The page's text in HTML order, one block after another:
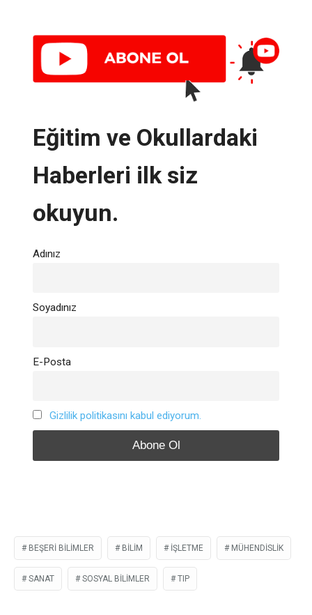
Eğitim ve Okullardaki
Haberleri ilk siz
okuyun.
Adınız
Soyadınız
E-Posta
Gizlilik politikasını kabul ediyorum.
BEŞERI BILIMLER BILIM İŞLETME MÜHENDISLIK
SANAT SOSYAL BILIMLER TIP